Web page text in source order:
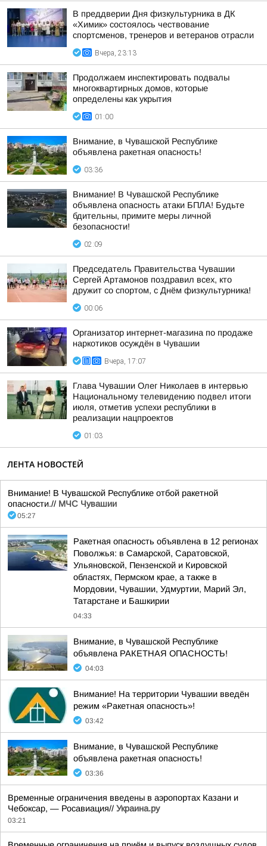
В преддверии Дня физкультурника в ДК
«Химик» состоялось чествование
спортсменов, тренеров и ветеранов отрасли
Вчера, 23:13
Продолжаем инспектировать подвалы
многоквартирных домов, которые
определены как укрытия
01:00
Внимание, в Чувашской Республике
объявлена ракетная опасность!
03:36
Внимание! В Чувашской Республике
объявлена опасность атаки БПЛА! Будьте
бдительны, примите меры личной
безопасности!
02:09
Председатель Правительства Чувашии
Сергей Артамонов поздравил всех, кто
дружит со спортом, с Днём физкультурника!
00:06
Организатор интернет-магазина по продаже
наркотиков осуждён в Чувашии
Вчера, 17:07
Глава Чувашии Олег Николаев в интервью
Национальному телевидению подвел итоги
июля, отметив успехи республики в
реализации нацпроектов
01:03
ЛЕНТА НОВОСТЕЙ
Внимание! В Чувашской Республике отбой ракетной
опасности.// МЧС Чувашии
05:27
Ракетная опасность объявлена в 12 регионах
Поволжья: в Самарской, Саратовской,
Ульяновской, Пензенской и Кировской
областях, Пермском крае, а также в
Мордовии, Чувашии, Удмуртии, Марий Эл,
Татарстане и Башкирии
04:33
Внимание, в Чувашской Республике
объявлена РАКЕТНАЯ ОПАСНОСТЬ!
04:03
Внимание! На территории Чувашии введён
режим «Ракетная опасность»!
03:42
Внимание, в Чувашской Республике
объявлена ракетная опасность!
03:36
Временные ограничения введены в аэропортах Казани и
Чебоксар, — Росавиация// Украина.ру
03:21